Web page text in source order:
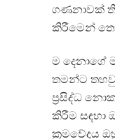
ගණනාවක්
කිරීමෙන්
ම දෙනාගේ
තමන්ට
ප්‍රසිද්ධ
කිරීම
ක්‍රමවේදය